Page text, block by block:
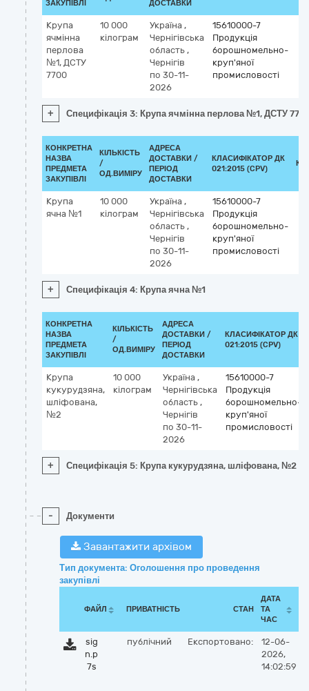
ЗАКУПІВЛІ ДОСТАВКИ
Крупа
ячмінна
перлова
№1, ДСТУ
7700
10 000
кілограм
Україна ,
Чернігівська
область ,
Чернігів
по 30-11-
2026
15610000-7
Продукція
борошномельно-
круп'яної
промисловості
+ Специфікація 3: Крупа ячмінна перлова №1, ДСТУ
КОНКРЕТНА
НАЗВА
ПРЕДМЕТА
ЗАКУПІВЛІ
КІЛЬКІСТЬ
/
ОД.ВИМІРУ
АДРЕСА
ДОСТАВКИ /
ПЕРІОД
ДОСТАВКИ
КЛАСИФІКАТОР ДК
021:2015 (CPV)
Крупа
ячна №1
10 000
кілограм
Україна ,
Чернігівська
область ,
Чернігів
по 30-11-
2026
15610000-7
Продукція
борошномельно-
круп'яної
промисловості
+ Специфікація 4: Крупа ячна №1
КОНКРЕТНА
НАЗВА
ПРЕДМЕТА
ЗАКУПІВЛІ
КІЛЬКІСТЬ
/
ОД.ВИМІРУ
АДРЕСА
ДОСТАВКИ /
ПЕРІОД
ДОСТАВКИ
КЛАСИФІКАТОР ДК
021:2015 (CPV)
Крупа
кукурудзяна,
шліфована,
№2
10 000
кілограм
Україна ,
Чернігівська
область ,
Чернігів
по 30-11-
2026
15610000-7
Продукція
борошномельно-
круп'яної
промисловості
+ Специфікація 5: Крупа кукурудзяна, шліфована, №2
- Документи
Завантажити архівом
Тип документа: Оголошення про проведення
закупівлі
ФАЙЛ ПРИВАТНІСТЬ СТАН
ДАТА
ТА
ЧАС
sig
n.p
7s
публічний Експортовано:
12-06-
2026,
14:02:59